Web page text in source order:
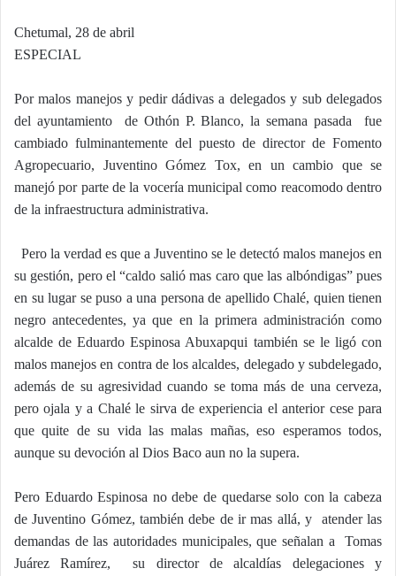
Chetumal, 28 de abril
ESPECIAL
Por malos manejos y pedir dádivas a delegados y sub delegados
del ayuntamiento
de Othón P. Blanco, la semana pasada
fue
cambiado fulminantemente del puesto de director de Fomento
Agropecuario, Juventino Gómez Tox, en un cambio que se
manejó por parte de la vocería municipal como reacomodo dentro
de la infraestructura administrativa.
Pero la verdad es que a Juventino se le detectó malos manejos en
su gestión, pero el “caldo salió mas caro que las albóndigas” pues
en su lugar se puso a una persona de apellido Chalé, quien tienen
negro antecedentes, ya que en la primera administración como
alcalde de Eduardo Espinosa Abuxapqui también se le ligó con
malos manejos en contra de los alcaldes, delegado y subdelegado,
además de su agresividad cuando se toma más de una cerveza,
pero ojala y a Chalé le sirva de experiencia el anterior cese para
que quite de su vida las malas mañas, eso esperamos todos,
aunque su devoción al Dios Baco aun no la supera.
Pero Eduardo Espinosa no debe de quedarse solo con la cabeza
de Juventino Gómez, también debe de ir mas allá, y
atender las
demandas de las autoridades municipales, que señalan a
Tomas
Juárez Ramírez,
su director de alcaldías delegaciones y